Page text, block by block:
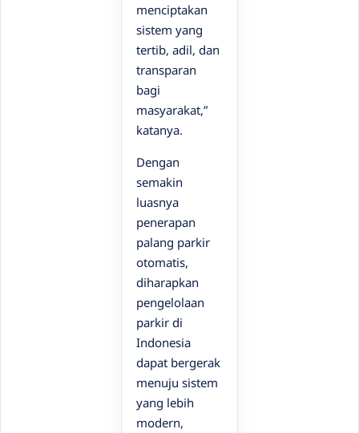
menciptakan
sistem yang
tertib, adil, dan
transparan
bagi
masyarakat,”
katanya.
Dengan
semakin
luasnya
penerapan
palang parkir
otomatis,
diharapkan
pengelolaan
parkir di
Indonesia
dapat bergerak
menuju sistem
yang lebih
modern,